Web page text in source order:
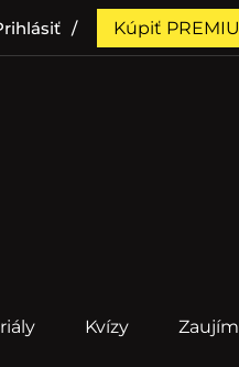
Kúpiť
Kvízy